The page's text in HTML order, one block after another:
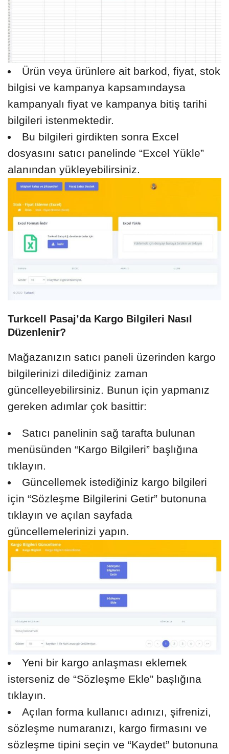
Ürün veya ürünlere ait barkod, fiyat, stok
bilgisi ve kampanya kapsamındaysa
kampanyalı fiyat ve kampanya bitiş tarihi
bilgileri istenmektedir.
Bu bilgileri girdikten sonra Excel
dosyasını satıcı panelinde “Excel Yükle”
alanından yükleyebilirsiniz.
Turkcell Pasaj’da Kargo Bilgileri Nasıl
Düzenlenir?
Mağazanızın satıcı paneli üzerinden kargo
bilgilerinizi dilediğiniz zaman
güncelleyebilirsiniz. Bunun için yapmanız
gereken adımlar çok basittir:
Satıcı panelinin sağ tarafta bulunan
menüsünden “Kargo Bilgileri” başlığına
tıklayın.
Güncellemek istediğiniz kargo bilgileri
için “Sözleşme Bilgilerini Getir” butonuna
tıklayın ve açılan sayfada
güncellemelerinizi yapın.
Yeni bir kargo anlaşması eklemek
isterseniz de “Sözleşme Ekle” başlığına
tıklayın.
Açılan forma kullanıcı adınızı, şifrenizi,
sözleşme numaranızı, kargo firmasını ve
sözleşme tipini seçin ve “Kaydet” butonuna